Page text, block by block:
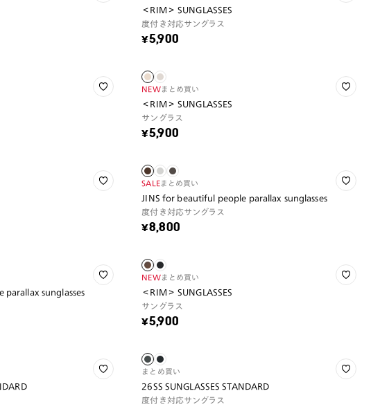
＜RIM＞ SUNGLASSES
度付き対応サングラス
¥5,900
NEWまとめ買い
＜RIM＞ SUNGLASSES
サングラス
¥5,900
SALEまとめ買い
JINS for beautiful people parallax sunglasses
度付き対応サングラス
¥8,800
parallax sunglasses
NEWまとめ買い
＜RIM＞ SUNGLASSES
サングラス
¥5,900
まとめ買い
26SS SUNGLASSES STANDARD
度付き対応サングラス